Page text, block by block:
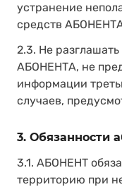
устранение
средств
2.3. Не
АБОНЕНТА, не
информации
случаев,
3. Обязанности
3.1. АБОНЕНТ
территорию при